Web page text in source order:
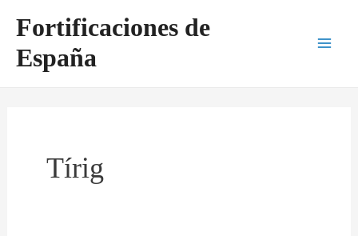
contenido
Fortificaciones de
España
Tírig